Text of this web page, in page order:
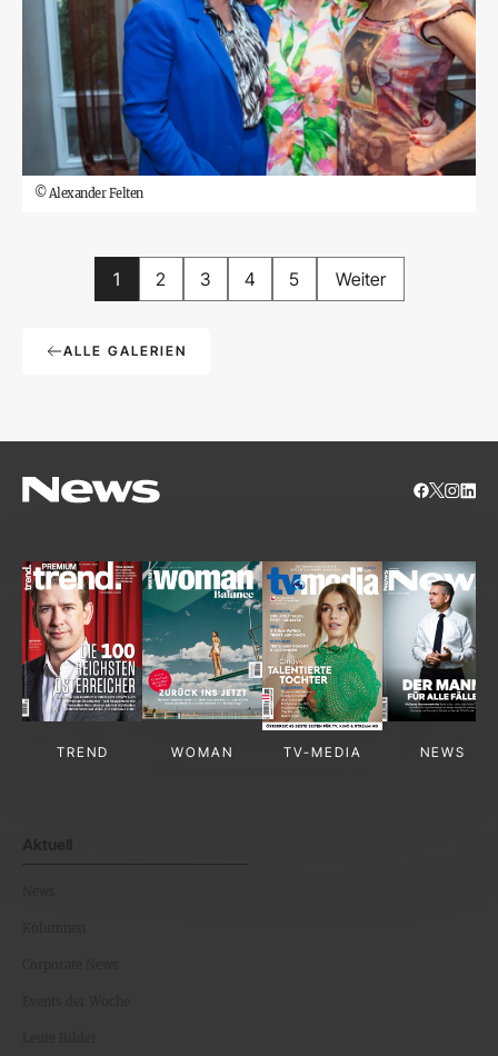
©Alexander Felten
1 2 3 4 5 Weiter
ALLE GALERIEN
TREND WOMAN TV-MEDIA NEWS